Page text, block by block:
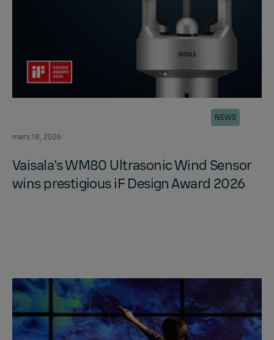
mars 18, 2026
NEWS
Vaisala's WM80 Ul­tra­sonic Wind Sen­sor
wins pres­ti­gious iF De­sign Award 2026